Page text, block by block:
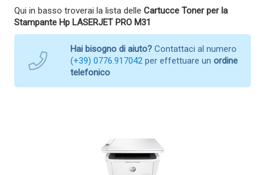
Qui in basso troverai la lista delle Cartucce Toner per la
Stampante Hp LASERJET PRO M31
Hai bisogno di aiuto? Contattaci al numero
(+39) 0776.917042 per effettuare un ordine
telefonico